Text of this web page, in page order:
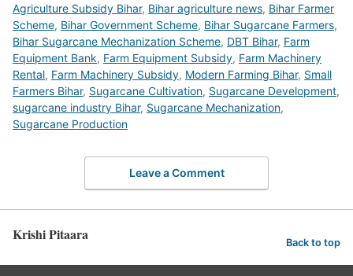
Agriculture Subsidy Bihar, Bihar agriculture news, Bihar Farmer
Scheme, Bihar Government Scheme, Bihar Sugarcane Farmers,
Bihar Sugarcane Mechanization Scheme, DBT Bihar, Farm
Equipment Bank, Farm Equipment Subsidy, Farm Machinery
Rental, Farm Machinery Subsidy, Modern Farming Bihar, Small
Farmers Bihar, Sugarcane Cultivation, Sugarcane Development,
sugarcane industry Bihar, Sugarcane Mechanization,
Sugarcane Production
Leave a Comment
Krishi Pitaara Back to top